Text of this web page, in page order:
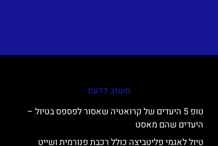
חשוב לדעת
טופ 5 היעדים של קרואטיה שאסור לפספס בטיול –
היעדים שהם מאסט
טיול לאגמי פליטביצה כולל רכבת פנורמית ושייט